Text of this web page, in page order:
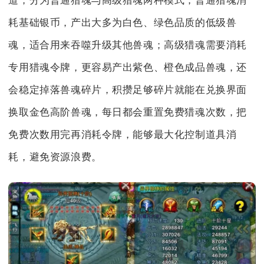
耗基础银币，产出大多为白色、绿色品质的低级兽
魂，适合用来吞噬升级其他兽魂；高级猎魂需要消耗
专用猎魂令牌，更容易产出紫色、橙色成品兽魂，还
会稳定掉落兽魂碎片，积攒足够碎片就能在兑换界面
换取金色高阶兽魂，每日都会重置免费猎魂次数，把
免费次数用完再消耗令牌，能够最大化控制道具消
耗，避免资源浪费。